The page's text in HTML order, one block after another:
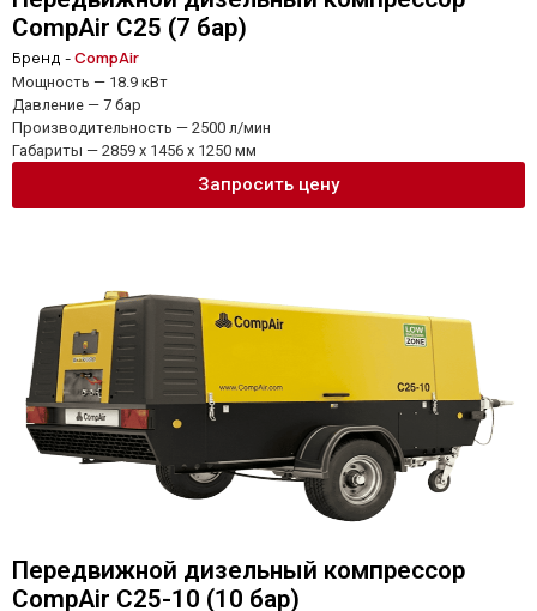
CompAir C25 (7 бар)
Бренд -CompAir
Мощность — 18.9 кВт
Давление — 7 бар
Производительность — 2500 л/мин
Габариты — 2859 x 1456 x 1250 мм
Запросить цену
Передвижной дизельный компрессор
CompAir C25-10 (10 бар)